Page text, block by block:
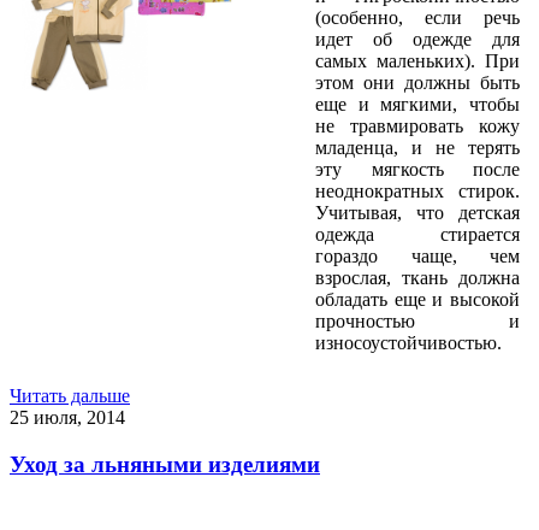
(особенно, если речь
идет об одежде для
самых маленьких). При
этом они должны быть
еще и мягкими, чтобы
не травмировать кожу
младенца, и не терять
эту мягкость после
неоднократных стирок.
Учитывая, что детская
одежда стирается
гораздо чаще, чем
взрослая, ткань должна
обладать еще и высокой
прочностью и
износоустойчивостью.
Читать дальше
25 июля, 2014
Уход за льняными изделиями